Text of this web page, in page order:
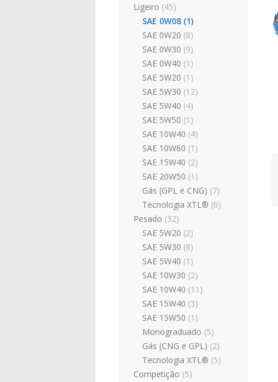
Ligeiro (45)
SAE 0W08 (1)
SAE 0W20 (8)
SAE 0W30 (9)
SAE 0W40 (1)
SAE 5W20 (1)
SAE 5W30 (12)
SAE 5W40 (4)
SAE 5W50 (1)
SAE 10W40 (4)
SAE 10W60 (1)
SAE 15W40 (2)
SAE 20W50 (1)
Gás (GPL e CNG) (7)
Tecnologia XTL® (6)
Pesado (32)
SAE 5W20 (2)
SAE 5W30 (8)
SAE 5W40 (1)
SAE 10W30 (2)
SAE 10W40 (11)
SAE 15W40 (3)
SAE 15W50 (1)
Monograduado (5)
Gás (CNG e GPL) (2)
Tecnologia XTL® (5)
Competição (5)